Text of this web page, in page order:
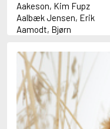
Aakeson, Kim Fupz
Aalbæk Jensen, Erik
Aamodt, Bjørn
Abbey, Kieran
Abbot, Anthony
Abbott, John
Abbott, Megan
Abdel-Fattah, Randa
Abdolah, Kader
Abé, Kobo